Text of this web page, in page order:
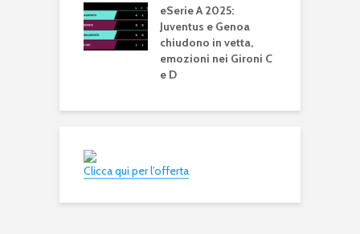
eSerie A 2025:
Juventus e Genoa
chiudono in vetta,
emozioni nei Gironi C
e D
Clicca qui per l’offerta